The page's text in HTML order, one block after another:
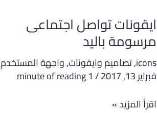
ايقونات تواصل اجتماعى
مرسومة باليد
icons
,تصاميم وايقونات,واجهة المستخدم
فبراير 13, 2017 /
1 minute of reading
ايقونات
اقرأ المزيد »